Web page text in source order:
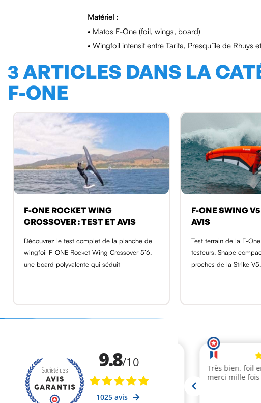
Matériel :
• Matos F-One (foil, wings, board)
• Wingfoil intensif entre Tarifa, Presqu’île de Rhuys
3 ARTICLES DANS LA
F-ONE
F-ONE ROCKET WING
CROSSOVER : TEST ET AVIS
Découvrez le test complet de la planche de
wingfoil F-ONE Rocket Wing Crossover 5’6,
une board polyvalente qui séduit
F-ONE SWING
AVIS
Test terrain de la F-
testeurs. Shape
proches de la Strike